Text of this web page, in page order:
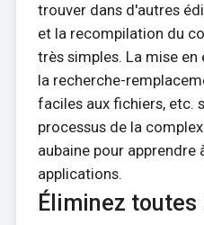
trouver dans d'autres
et la recompilation du
très simples. La mise en
la recherche-
faciles aux fichiers, etc.
processus de la
aubaine pour apprendre
applications.
Éliminez